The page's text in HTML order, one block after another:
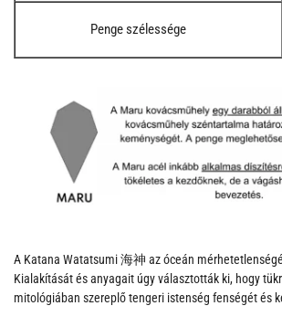
Penge szélessége
A Katana Watatsumi 海神 az óceán
Kialakítását és anyagait úgy választották ki, hogy
mitológiában szereplő tengeri istenség fenségét és